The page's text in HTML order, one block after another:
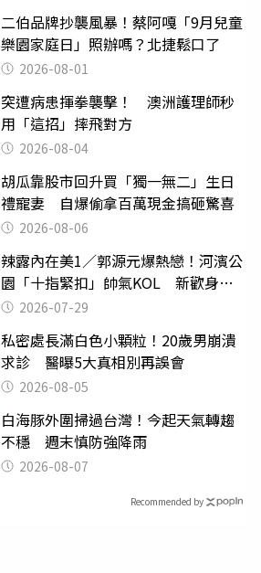
二伯品牌抄襲風暴！蔡阿嘎「9月兒童
樂園家庭日」照辦嗎？北捷鬆口了
2026-08-01
突遭病患揮拳襲擊！ 澳洲護理師秒
用「這招」摔飛對方
2026-08-04
胡瓜靠股市回升買「獨一無二」生日
禮寵妻 自爆偷拿百萬現金搞砸驚喜
2026-08-06
辣露內在美1／郭源元爆熱戀！河濱公
園「十指緊扣」帥氣KOL 新歡身份
曝光2026-07-29
私密處長滿白色小顆粒！20歲男崩潰
求診 醫曝5大真相別再誤會
2026-08-05
白海豚外圍掃過台灣！今起天氣轉趨
不穩 週末慎防強降雨
2026-08-07
Recommended by